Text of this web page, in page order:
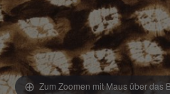
Zum Zoomen mit Maus über das